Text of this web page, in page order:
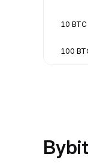
10 BTC
100